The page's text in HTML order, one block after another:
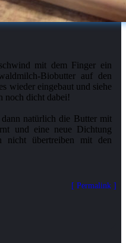
mit dem Finger ein
Biobutter auf den
wieder eingebaut und siehe
noch dicht dabei!
natürlich die Butter mit
und eine neue Dichtung
nicht übertreiben mit den
Permalink